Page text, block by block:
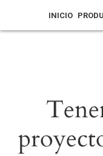
INICIO